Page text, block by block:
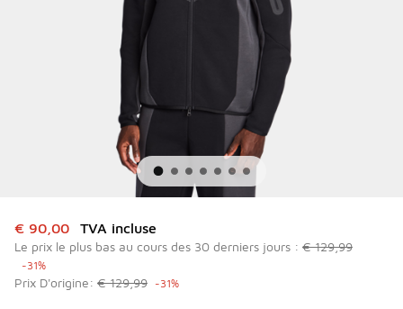
Cet article est en promotion. Prix en baisse de à € 90,00
€ 90,00 TVA incluse
Le prix le plus bas au cours des 30 derniers jours : € 129,99
-31%
Prix D'origine: € 129,99 -31%